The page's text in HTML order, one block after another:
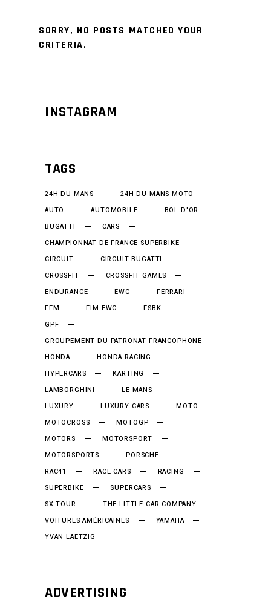
SORRY, NO POSTS MATCHED YOUR
CRITERIA.
INSTAGRAM
TAGS
24H DU MANS
24H DU MANS MOTO
AUTO
AUTOMOBILE
BOL D'OR
BUGATTI
CARS
CHAMPIONNAT DE FRANCE SUPERBIKE
CIRCUIT
CIRCUIT BUGATTI
CROSSFIT
CROSSFIT GAMES
ENDURANCE
EWC
FERRARI
FFM
FIM EWC
FSBK
GPF
GROUPEMENT DU PATRONAT FRANCOPHONE
HONDA
HONDA RACING
HYPERCARS
KARTING
LAMBORGHINI
LE MANS
LUXURY
LUXURY CARS
MOTO
MOTOCROSS
MOTOGP
MOTORS
MOTORSPORT
MOTORSPORTS
PORSCHE
RAC41
RACE CARS
RACING
SUPERBIKE
SUPERCARS
SX TOUR
THE LITTLE CAR COMPANY
VOITURES AMÉRICAINES
YAMAHA
YVAN LAETZIG
ADVERTISING